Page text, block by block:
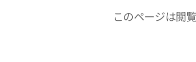
このページは閲